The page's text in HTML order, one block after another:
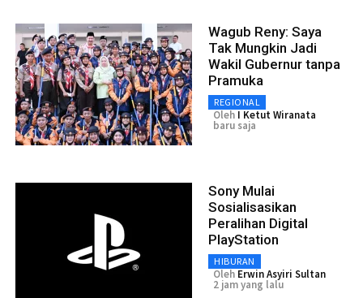
Wagub Reny: Saya
Tak Mungkin Jadi
Wakil Gubernur tanpa
Pramuka
REGIONAL
Oleh I Ketut Wiranata
baru saja
Sony Mulai
Sosialisasikan
Peralihan Digital
PlayStation
HIBURAN
Oleh Erwin Asyiri Sultan
2 jam yang lalu